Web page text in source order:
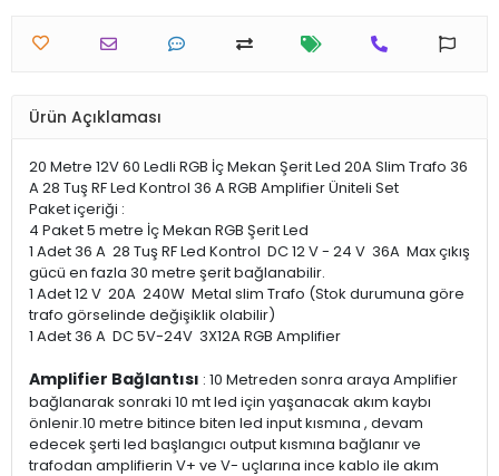
Ürün Açıklaması
20 Metre 12V 60 Ledli RGB İç Mekan Şerit Led 20A Slim Trafo 36
A 28 Tuş RF Led Kontrol 36 A RGB Amplifier Üniteli Set
Paket içeriği :
4 Paket 5 metre İç Mekan RGB Şerit Led
1 Adet 36 A 28 Tuş RF Led Kontrol DC 12 V - 24 V 36A Max çıkış
gücü en fazla 30 metre şerit bağlanabilir.
1 Adet 12 V 20A 240W Metal slim Trafo (Stok durumuna göre
trafo görselinde değişiklik olabilir)
1 Adet 36 A DC 5V-24V 3X12A RGB Amplifier
Amplifier Bağlantısı : 10 Metreden sonra araya Amplifier
bağlanarak sonraki 10 mt led için yaşanacak akım kaybı
önlenir.10 metre bitince biten led input kısmına , devam
edecek şerti led başlangıcı output kısmına bağlanır ve
trafodan amplifierin V+ ve V- uçlarına ince kablo ile akım